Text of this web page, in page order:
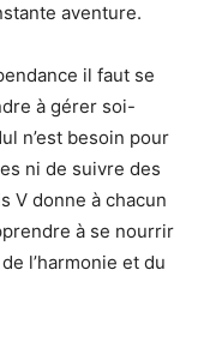
aventure.
il faut se
à gérer soi-
n’est besoin pour
ni de suivre des
V donne à chacun
à se nourrir
l’harmonie et du